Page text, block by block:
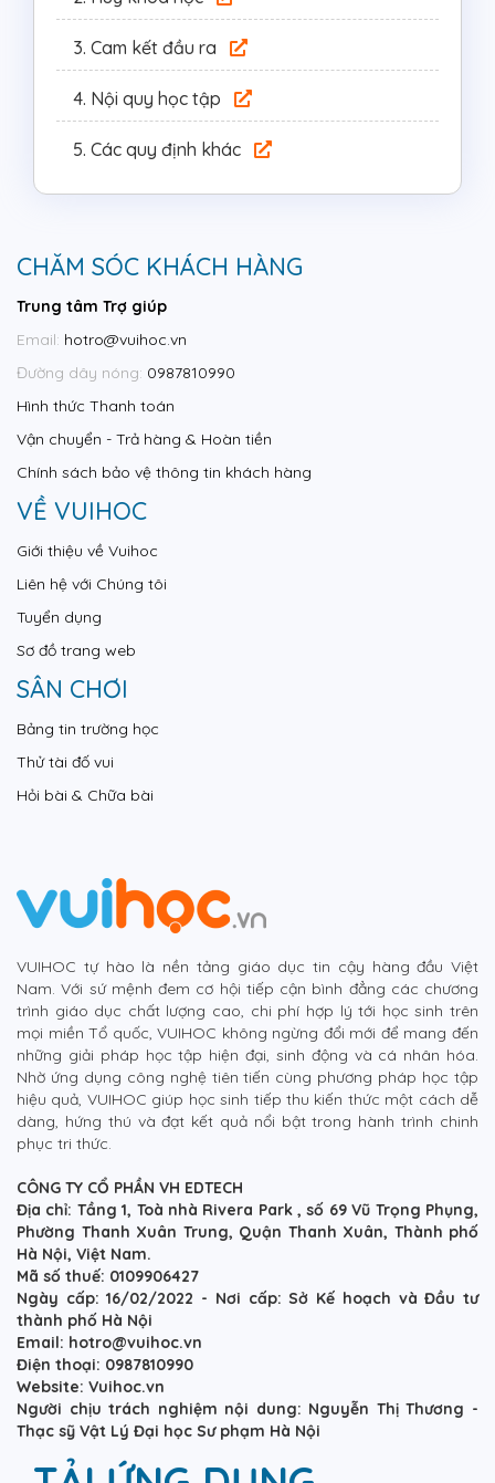
3. Cam kết đầu ra
4. Nội quy học tập
5. Các quy định khác
CHĂM SÓC KHÁCH HÀNG
Trung tâm Trợ giúp
Email: hotro@vuihoc.vn
Đường dây nóng: 0987810990
Hình thức Thanh toán
Vận chuyển - Trả hàng & Hoàn tiền
Chính sách bảo vệ thông tin khách hàng
VỀ VUIHOC
Giới thiệu về Vuihoc
Liên hệ với Chúng tôi
Tuyển dụng
Sơ đồ trang web
SÂN CHƠI
Bảng tin trường học
Thử tài đố vui
Hỏi bài & Chữa bài
VUIHOC tự hào là nền tảng giáo dục tin cậy hàng đầu Việt
Nam. Với sứ mệnh đem cơ hội tiếp cận bình đẳng các chương
trình giáo dục chất lượng cao, chi phí hợp lý tới học sinh trên
mọi miền Tổ quốc, VUIHOC không ngừng đổi mới để mang đến
những giải pháp học tập hiện đại, sinh động và cá nhân hóa.
Nhờ ứng dụng công nghệ tiên tiến cùng phương pháp học tập
hiệu quả, VUIHOC giúp học sinh tiếp thu kiến thức một cách dễ
dàng, hứng thú và đạt kết quả nổi bật trong hành trình chinh
phục tri thức.
CÔNG TY CỔ PHẦN VH EDTECH
Địa chỉ: Tầng 1, Toà nhà Rivera Park , số 69 Vũ Trọng Phụng,
Phường Thanh Xuân Trung, Quận Thanh Xuân, Thành phố
Hà Nội, Việt Nam.
Mã số thuế: 0109906427
Ngày cấp: 16/02/2022 - Nơi cấp: Sở Kế hoạch và Đầu tư
thành phố Hà Nội
Email: hotro@vuihoc.vn
Điện thoại: 0987810990
Website: Vuihoc.vn
Người chịu trách nghiệm nội dung: Nguyễn Thị Thương -
Thạc sỹ Vật Lý Đại học Sư phạm Hà Nội